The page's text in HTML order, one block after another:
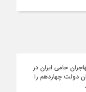
مهاجران حامی ایران در
دولت چهاردهم را